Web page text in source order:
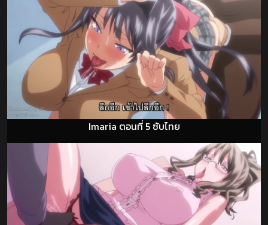
Imaria ตอนที่ 5 ซับไทย